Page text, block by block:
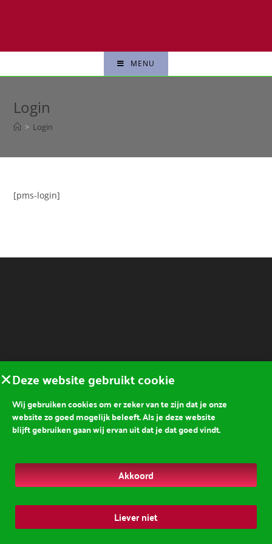
MENU
Login
> Login
[pms-login]
Deze website gebruikt cookie
Wij gebruiken cookies om er zeker van te zijn dat je onze
website zo goed mogelijk beleeft. Als je deze website
blijft gebruiken gaan wij ervan uit dat je dat goed vindt.
Akkoord
Liever niet